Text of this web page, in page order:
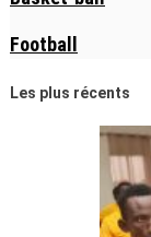
Football
Les plus récents